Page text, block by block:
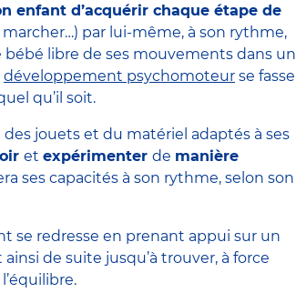
enfant d’acquérir chaque étape de
marcher…) par lui-même, à son rythme,
bébé libre de ses mouvements dans un
développement psychomoteur se fasse
qu’il soit.
jouets et du matériel adaptés à ses
et expérimenter de manière
ses capacités à son rythme, selon son
se redresse en prenant appui sur un
de suite jusqu’à trouver, à force